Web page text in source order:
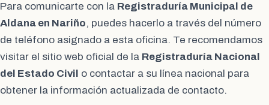
Para comunicarte con la Registraduría Municipal de
Aldana en Nariño, puedes hacerlo a través del número
de teléfono asignado a esta oficina. Te recomendamos
visitar el sitio web oficial de la Registraduría Nacional
del Estado Civil o contactar a su línea nacional para
obtener la información actualizada de contacto.